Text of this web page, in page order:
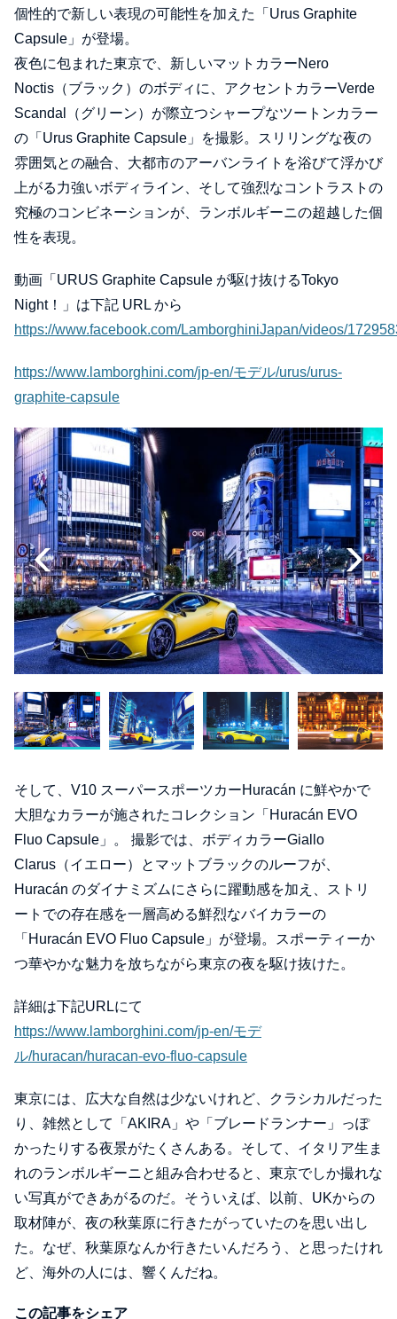
個性的で新しい表現の可能性を加えた「Urus Graphite
Capsule」が登場。
夜色に包まれた東京で、新しいマットカラーNero
Noctis（ブラック）のボディに、アクセントカラーVerde
Scandal（グリーン）が際立つシャープなツートンカラー
の「Urus Graphite Capsule」を撮影。スリリングな夜の
雰囲気との融合、大都市のアーバンライトを浴びて浮かび
上がる力強いボディライン、そして強烈なコントラストの
究極のコンビネーションが、ランボルギーニの超越した個
性を表現。
動画「URUS Graphite Capsule が駆け抜けるTokyo
Night！」は下記 URL から
https://www.facebook.com/LamborghiniJapan/videos/
https://www.lamborghini.com/jp-en/モデル/urus/urus-
graphite-capsule
そして、V10 スーパースポーツカーHuracán に鮮やかで
大胆なカラーが施されたコレクション「Huracán EVO
Fluo Capsule」。 撮影では、ボディカラーGiallo
Clarus（イエロー）とマットブラックのルーフが、
Huracán のダイナミズムにさらに躍動感を加え、ストリ
ートでの存在感を一層高める鮮烈なバイカラーの
「Huracán EVO Fluo Capsule」が登場。スポーティーか
つ華やかな魅力を放ちながら東京の夜を駆け抜けた。
詳細は下記URLにて
https://www.lamborghini.com/jp-en/モデ
ル/huracan/huracan-evo-fluo-capsule
東京には、広大な自然は少ないけれど、クラシカルだった
り、雑然として「AKIRA」や「ブレードランナー」っぽ
かったりする夜景がたくさんある。そして、イタリア生ま
れのランボルギーニと組み合わせると、東京でしか撮れな
い写真ができあがるのだ。そういえば、以前、UKからの
取材陣が、夜の秋葉原に行きたがっていたのを思い出し
た。なぜ、秋葉原なんか行きたいんだろう、と思ったけれ
ど、海外の人には、響くんだね。
この記事をシェア